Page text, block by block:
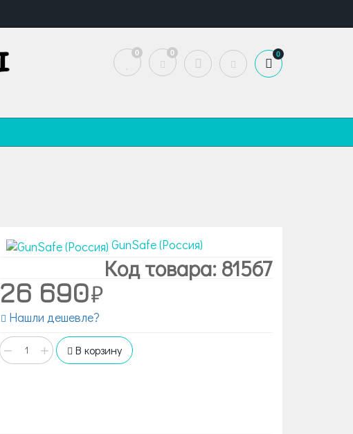
0 0 0
GunSafe (Россия)
Код товара: 81567
26 690
Нашли дешевле?
− + В корзину